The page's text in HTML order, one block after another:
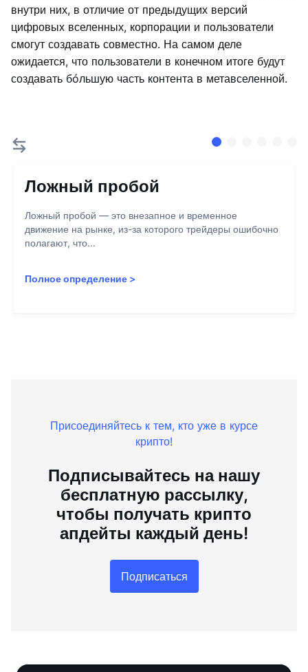
внутри них, в отличие от предыдущих версий
цифровых вселенных, корпорации и пользователи
смогут создавать совместно. На самом деле
ожидается, что пользователи в конечном итоге будут
создавать бóльшую часть контента в метавселенной.
Ложный пробой
Ложный пробой — это внезапное и временное
движение на рынке, из-за которого трейдеры ошибочно
полагают, что...
Полное определение >
Присоединяйтесь к тем, кто уже в курсе
крипто!
Подписывайтесь на нашу
бесплатную рассылку,
чтобы получать крипто
апдейты каждый день!
Подписаться